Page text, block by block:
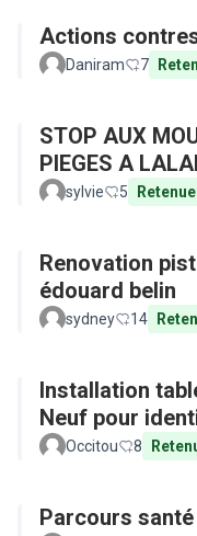
Actions
Daniram 7
STOP AUX
PIEGES A
sylvie 5 Retenue
Renovation
édouard belin
sydney 14
Installation
Neuf pour
Occitou 8
Parcours